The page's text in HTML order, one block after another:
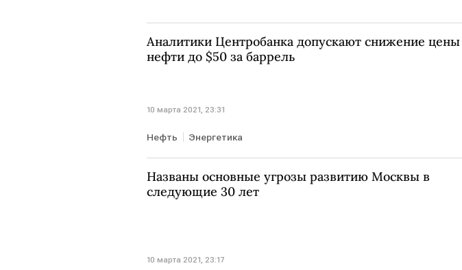
Аналитики Центробанка допускают снижение цены
нефти до $50 за баррель
10 марта 2021, 23:31
Нефть Энергетика
Названы основные угрозы развитию Москвы в
следующие 30 лет
10 марта 2021, 23:17